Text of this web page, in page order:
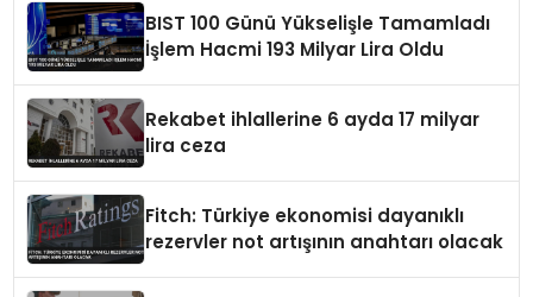
BIST 100 Günü Yükselişle Tamamladı
İşlem Hacmi 193 Milyar Lira Oldu
Rekabet ihlallerine 6 ayda 17 milyar
lira ceza
Fitch: Türkiye ekonomisi dayanıklı
rezervler not artışının anahtarı olacak